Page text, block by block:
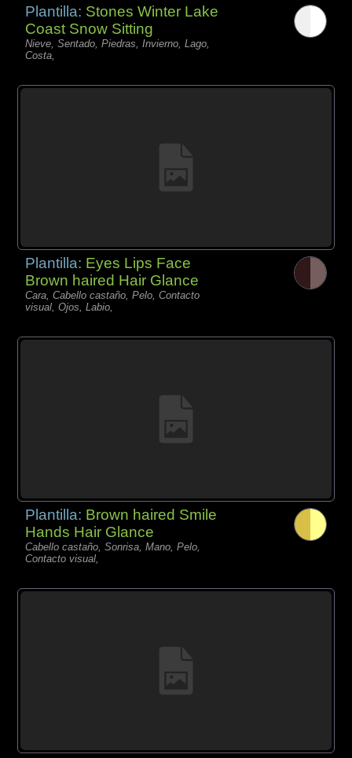
Plantilla: Stones Winter Lake
Coast Snow Sitting
Nieve, Sentado, Piedras, Invierno, Lago,
Costa,
Plantilla: Eyes Lips Face
Brown haired Hair Glance
Cara, Cabello castaño, Pelo, Contacto
visual, Ojos, Labio,
Plantilla: Brown haired Smile
Hands Hair Glance
Cabello castaño, Sonrisa, Mano, Pelo,
Contacto visual,